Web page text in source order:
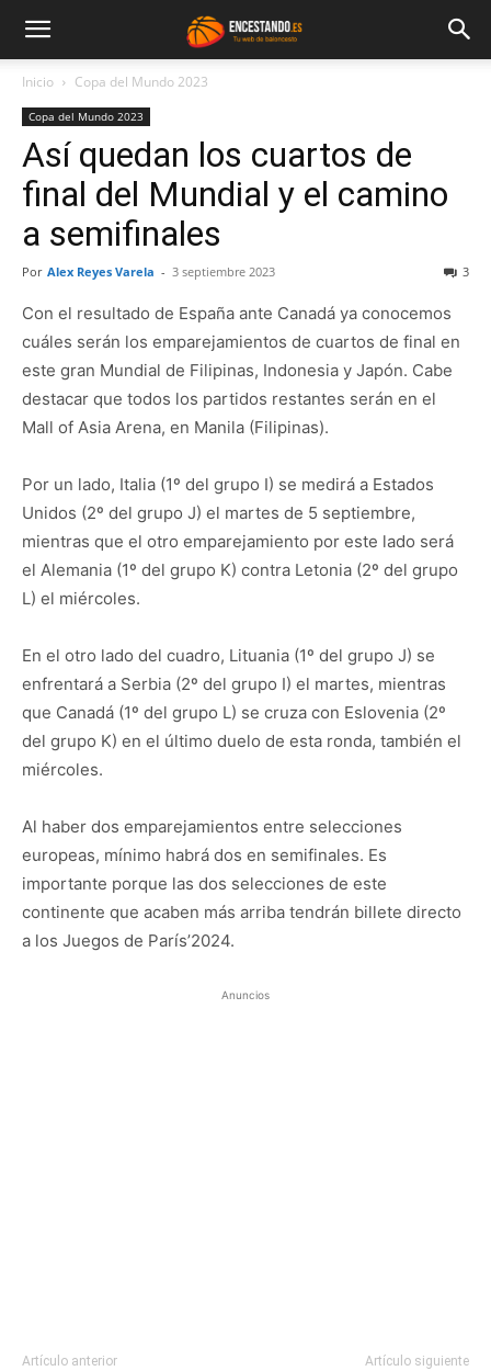
Inicio Copa del Mundo 2023
Copa del Mundo 2023
Así quedan los cuartos de
final del Mundial y el camino
a semifinales
Por Alex Reyes Varela - 3 septiembre 2023 3
Con el resultado de España ante Canadá ya conocemos
cuáles serán los emparejamientos de cuartos de final en
este gran Mundial de Filipinas, Indonesia y Japón. Cabe
destacar que todos los partidos restantes serán en el
Mall of Asia Arena, en Manila (Filipinas).
Por un lado, Italia (1º del grupo I) se medirá a Estados
Unidos (2º del grupo J) el martes de 5 septiembre,
mientras que el otro emparejamiento por este lado será
el Alemania (1º del grupo K) contra Letonia (2º del grupo
L) el miércoles.
En el otro lado del cuadro, Lituania (1º del grupo J) se
enfrentará a Serbia (2º del grupo I) el martes, mientras
que Canadá (1º del grupo L) se cruza con Eslovenia (2º
del grupo K) en el último duelo de esta ronda, también el
miércoles.
Al haber dos emparejamientos entre selecciones
europeas, mínimo habrá dos en semifinales. Es
importante porque las dos selecciones de este
continente que acaben más arriba tendrán billete directo
a los Juegos de París’2024.
Anuncios
Artículo anterior Artículo siguiente